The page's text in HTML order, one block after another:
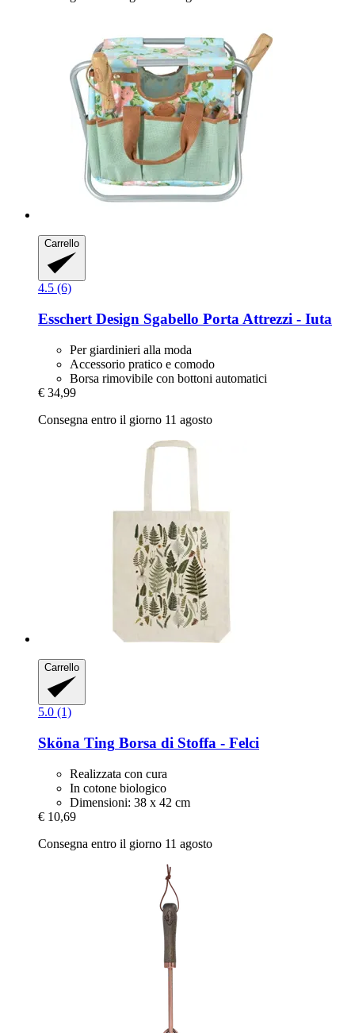
Carrello
4.5 (6)
Esschert Design Sgabello Porta Attrezzi -​ Iuta
Per giardinieri alla moda
Accessorio pratico e comodo
Borsa rimovibile con bottoni automatici
€ 34,99
Consegna entro il giorno 11 agosto
Carrello
5.0 (1)
Sköna Ting Borsa di Stoffa -​ Felci
Realizzata con cura
In cotone biologico
Dimensioni: 38 x 42 cm
€ 10,69
Consegna entro il giorno 11 agosto